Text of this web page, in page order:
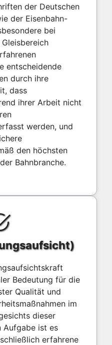
der Deutschen
der Eisenbahn-
bei
entscheidende
durch ihre
dass
ihrer Arbeit nicht
werden, und
den höchsten
Bahnbranche.
Bedeutung für die
Qualität und
im
dieser
Aufgabe ist es
erfahrene